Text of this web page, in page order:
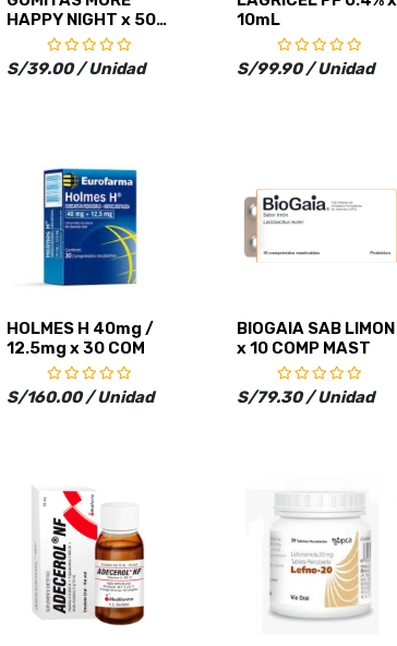
HAPPY NIGHT x 50
S/39.00 / Unidad
10mL
S/99.90 / Unidad
HOLMES H 40mg /
12.5mg x 30 COM
S/160.00 / Unidad
BIOGAIA SAB LIMON
x 10 COMP MAST
S/79.30 / Unidad